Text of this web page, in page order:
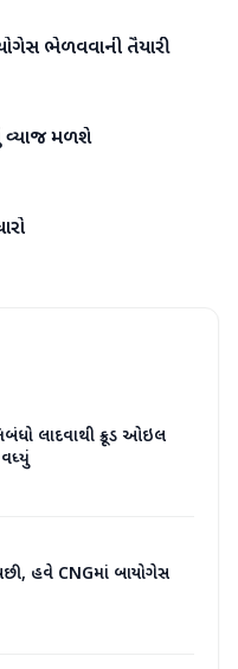
ભેળવવાની તૈયારી
વ્યાજ મળશે
લાદવાથી ક્રૂડ ઓઇલ
હવે CNGમાં બાયોગેસ